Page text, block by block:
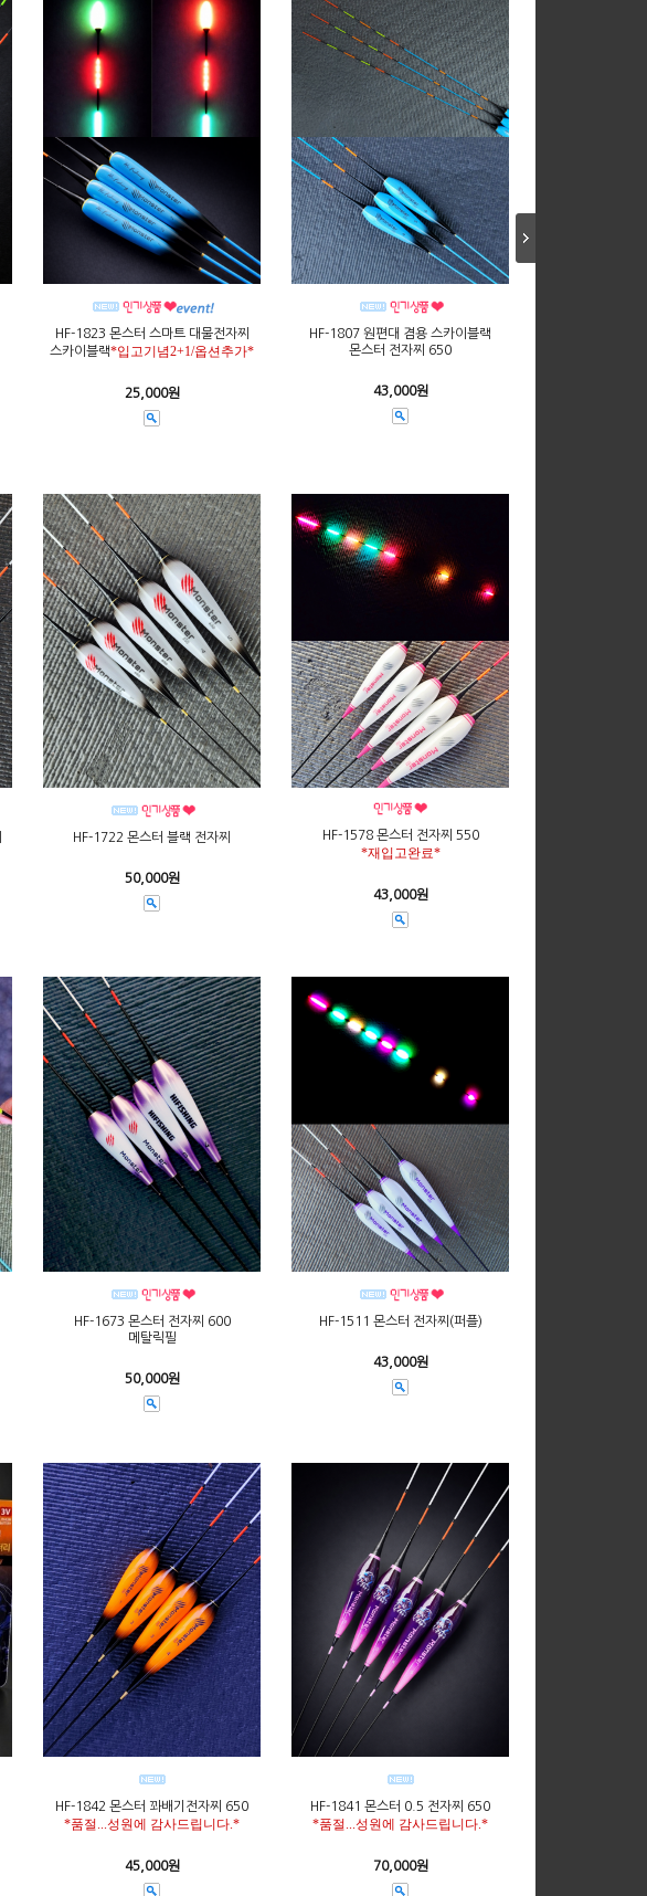
HF-1823 몬스터 스마트 대물전자찌
스카이블랙*입고기념2+1/옵션추가*
25,000원
HF-1807 원편대 겸용 스카이블랙
몬스터 전자찌 650
43,000원
HF-1722 몬스터 블랙 전자찌
50,000원
HF-1578 몬스터 전자찌 550
*재입고완료*
43,000원
HF-1673 몬스터 전자찌 600
메탈릭필
50,000원
HF-1511 몬스터 전자찌(퍼플)
43,000원
HF-1842 몬스터 꽈배기전자찌 650
*품절...성원에 감사드립니다.*
45,000원
HF-1841 몬스터 0.5 전자찌 650
*품절...성원에 감사드립니다.*
70,000원